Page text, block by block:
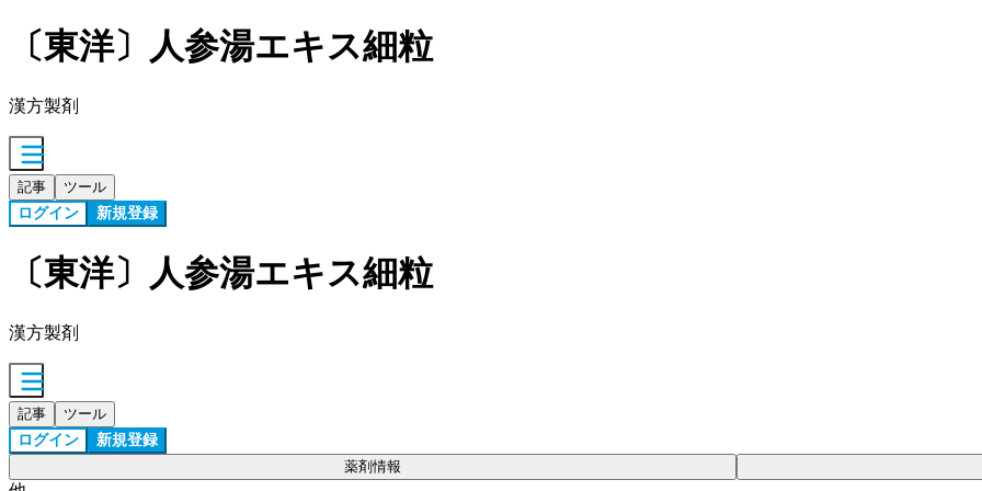
〔東洋〕人参湯エキス細粒
漢方製剤
記事 ツール
ログイン 新規登録
〔東洋〕人参湯エキス細粒
漢方製剤
記事 ツール
ログイン 新規登録
薬剤情報